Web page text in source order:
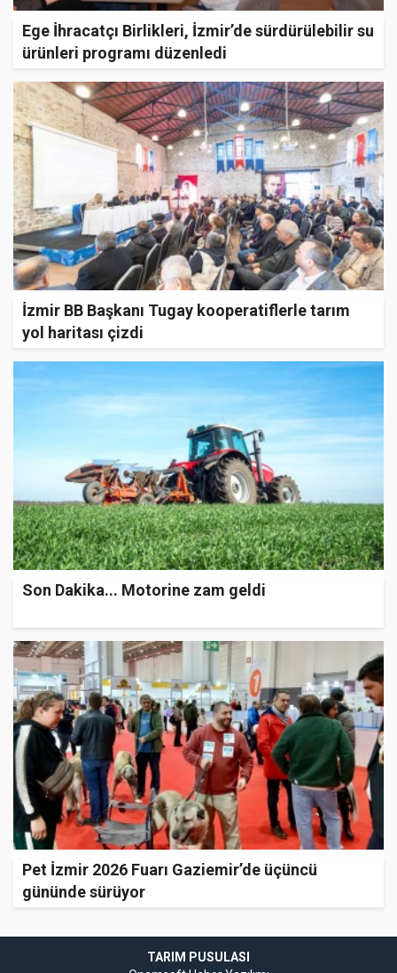
Ege İhracatçı Birlikleri, İzmir’de sürdürülebilir su
ürünleri programı düzenledi
İzmir BB Başkanı Tugay kooperatiflerle tarım
yol haritası çizdi
Son Dakika... Motorine zam geldi
Pet İzmir 2026 Fuarı Gaziemir’de üçüncü
gününde sürüyor
TARIM PUSULASI